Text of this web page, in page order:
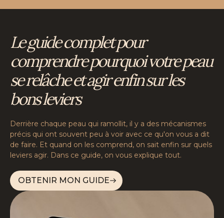
Le guide complet pour
comprendre pourquoi votre peau
se relâche et agir enfin sur les
bons leviers
Derrière chaque peau qui ramollit, il y a des mécanismes
précis qui ont souvent peu à voir avec ce qu'on vous a dit
de faire. Et quand on les comprend, on sait enfin sur quels
leviers agir. Dans ce guide, on vous explique tout.
OBTENIR MON GUIDE